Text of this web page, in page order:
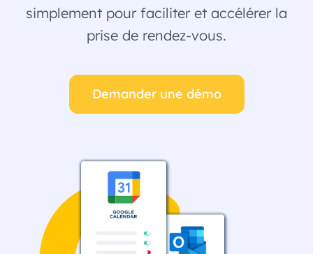
simplement pour faciliter et accélérer la
prise de rendez-vous.
Demander une démo